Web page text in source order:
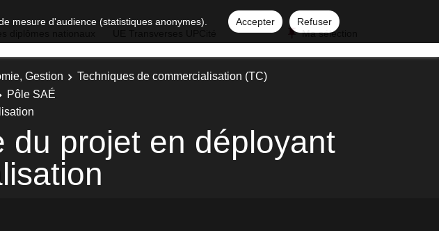
mesure d'audience (statistiques anonymes). Accepter
Refuser
Ma sélection
Gestion
Techniques de commercialisation (TC)
Pôle SAÉ
du projet en déployant